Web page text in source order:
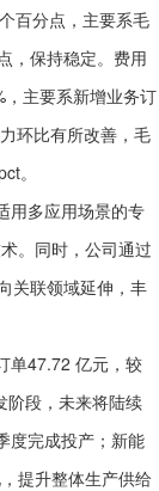
百分点，主要系毛
，保持稳定。费用
主要系新增业务订
环比有所改善，毛
。
用多应用场景的专
。同时，公司通过
关联领域延伸，丰
单47.72 亿元，较
阶段，未来将陆续
度完成投产；新能
提升整体生产供给